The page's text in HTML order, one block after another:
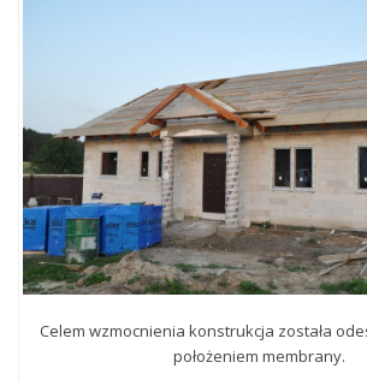
Celem wzmocnienia konstrukcja została
położeniem membrany.